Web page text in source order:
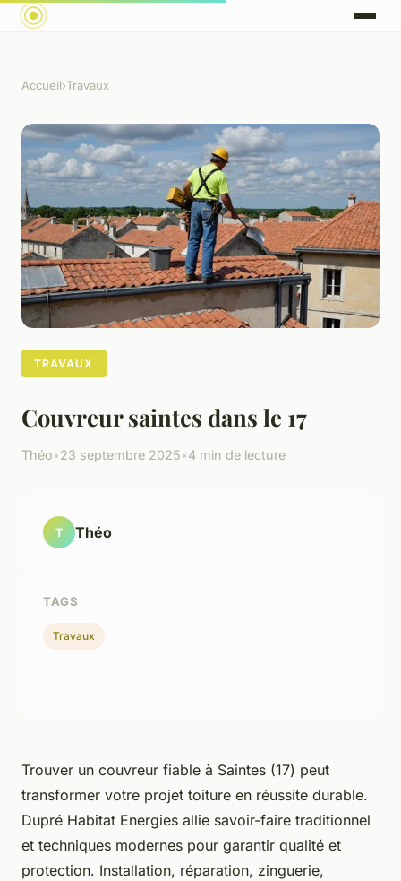
Accueil›Travaux
TRAVAUX
Couvreur saintes dans le 17
Théo•23 septembre 2025•4 min de lecture
Trouver un couvreur fiable à Saintes (17) peut
transformer votre projet toiture en réussite durable.
Dupré Habitat Energies allie savoir-faire traditionnel
et techniques modernes pour garantir qualité et
protection. Installation, réparation, zinguerie,
T Théo
TAGS
Travaux